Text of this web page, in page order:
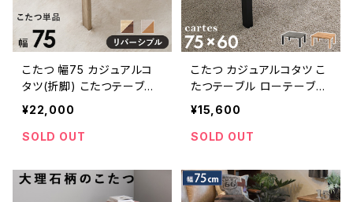
こたつ 幅75 カジュアルコ
タツ(折脚) こたつテーブル
ローテーブル リビングテー
ブル スタイリッシュ 一人暮
らし 新生活
¥22,000
SOLD OUT
こたつ カジュアルコタツ こ
たつテーブル ローテーブル
リビングテーブル スタイリッ
シュ 一人暮らし 幅75cm
¥15,600
SOLD OUT